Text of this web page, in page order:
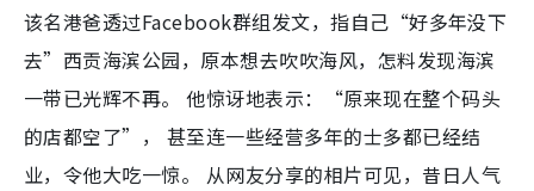
该名港爸透过Facebook群组发文，指自己“好多年没下
去”西贡海滨公园，原本想去吹吹海风，怎料发现海滨
一带已光辉不再。 他惊讶地表示：“原来现在整个码头
的店都空了”， 甚至连一些经营多年的士多都已经结
业，令他大吃一惊。 从网友分享的相片可见，昔日人气